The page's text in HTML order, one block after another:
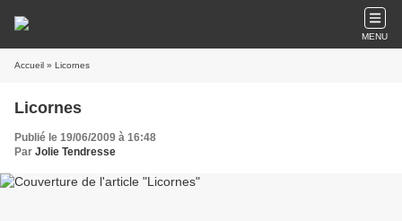
MENU
Accueil » Licornes
Licornes
Publié le 19/06/2009 à 16:48
Par Jolie Tendresse